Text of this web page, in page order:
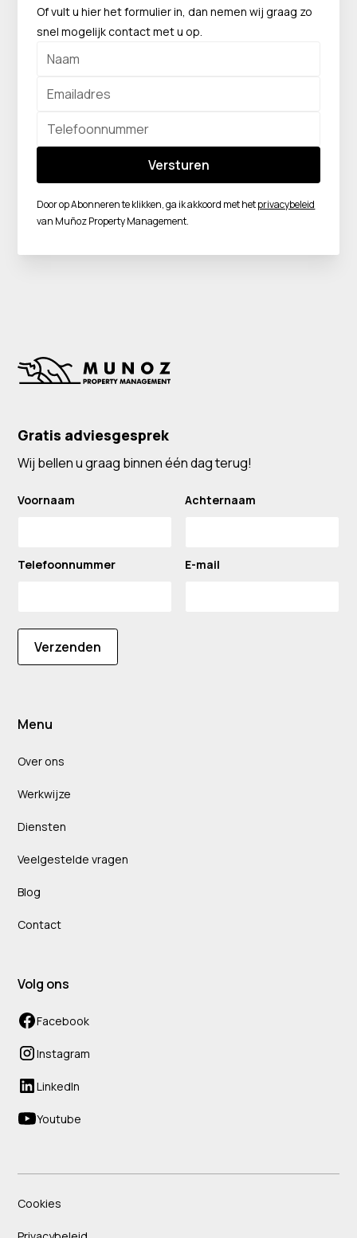
Of vult u hier het formulier in, dan nemen wij graag zo
snel mogelijk contact met u op.
Door op Abonneren te klikken, ga ik akkoord met hetprivacybeleid
van Muñoz Property Management.
Gratis adviesgesprek
Wij bellen u graag binnen één dag terug!
Voornaam Achternaam
Telefoonnummer E-mail
Verzenden
Menu
Over ons
Werkwijze
Diensten
Veelgestelde vragen
Blog
Contact
Volg ons
Facebook
Instagram
LinkedIn
Youtube
Cookies